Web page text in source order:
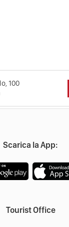
100
Scarica la App:
Tourist Office